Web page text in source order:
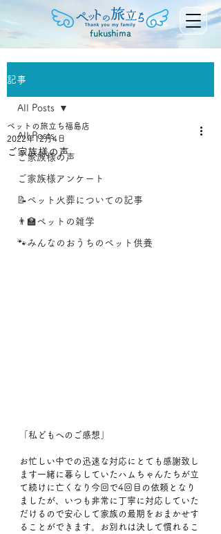
fukushima
記事
All Posts
ご家族様の声
ご家族様アンケート
📝ペット火葬についての記事
👨‍🏫ペットの雑学
🐾みんなのおうちのペット供養
All Posts
ご家族様の声
ペットの旅立ち福島店
2022年12月4日
「私どもへのご感想」
お忙しい中での迅速な対応にとても感謝致し
ます一緒に暮らしていたハムちゃんたちが立
て続けに亡くなり今回で4回目の依頼となり
ましたが、いつも非常に丁寧に対応していた
だけるので安心して家族の最期をおまかせす
ることができます。お別れは決して慣れるこ